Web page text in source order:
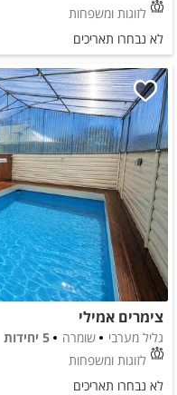
לזוגות ומשפחות
לא נבחרו תאריכים
צימרים אמילי
גליל מערבי שומרה
5 יחידות
לזוגות ומשפחות
לא נבחרו תאריכים